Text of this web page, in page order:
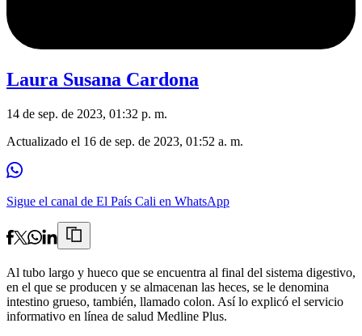
Laura Susana Cardona
14 de sep. de 2023, 01:32 p. m.
Actualizado el 16 de sep. de 2023, 01:52 a. m.
Sigue el canal de El País Cali en WhatsApp
Al tubo largo y hueco que se encuentra al final del sistema digestivo,
en el que se producen y se almacenan las heces, se le denomina
intestino grueso, también, llamado colon. Así lo explicó el servicio
informativo en línea de salud Medline Plus.